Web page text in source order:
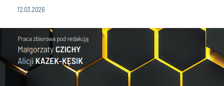
12.03.2026